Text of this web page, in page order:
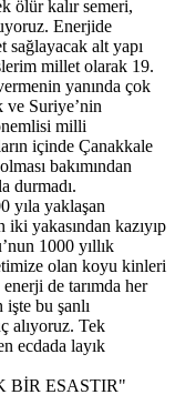
ölür kalır semeri,
Enerjide
alt yapı
millet olarak 19.
yanında çok
ve Suriye’nin
milli
içinde Çanakkale
bakımından
durmadı.
yıla yaklaşan
iki yakasından kazıyıp
1000 yıllık
olan koyu kinleri
de tarımda her
bu şanlı
alıyoruz. Tek
ecdada layık
BİR ESASTIR"